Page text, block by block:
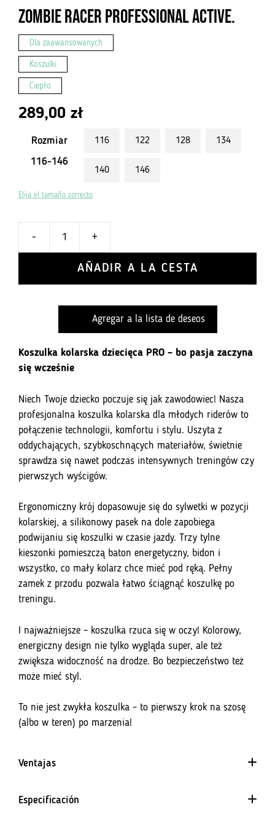
Zombie Racer Professional Active.
Dla zaawansowanych
Koszulki
Ciepło
289,00 zł
Rozmiar
116-146
116 122 128 134
140 146
Elija el tamaño correcto
-
Dziecięca
Racer
Professional
Active
+
AÑADIR A LA CESTA
Agregar a la lista de deseos
Koszulka kolarska dziecięca PRO – bo pasja zaczyna
się wcześnie
Niech Twoje dziecko poczuje się jak zawodowiec! Nasza
profesjonalna koszulka kolarska dla młodych riderów to
połączenie technologii, komfortu i stylu. Uszyta z
oddychających, szybkoschnących materiałów, świetnie
sprawdza się nawet podczas intensywnych treningów czy
pierwszych wyścigów.
Ergonomiczny krój dopasowuje się do sylwetki w pozycji
kolarskiej, a silikonowy pasek na dole zapobiega
podwijaniu się koszulki w czasie jazdy. Trzy tylne
kieszonki pomieszczą baton energetyczny, bidon i
wszystko, co mały kolarz chce mieć pod ręką. Pełny
zamek z przodu pozwala łatwo ściągnąć koszulkę po
treningu.
I najważniejsze – koszulka rzuca się w oczy! Kolorowy,
energiczny design nie tylko wygląda super, ale też
zwiększa widoczność na drodze. Bo bezpieczeństwo też
może mieć styl.
To nie jest zwykła koszulka – to pierwszy krok na szosę
(albo w teren) po marzenia!
Ventajas
Especificación